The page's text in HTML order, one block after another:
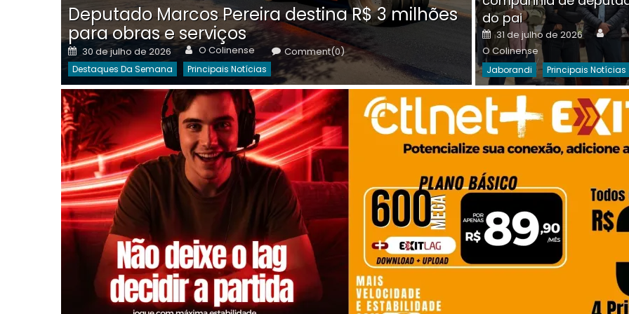
Deputado Marcos Pereira destina R$ 3 milhões
para obras e serviços
Posted
on
30 de julho de 2026 Author
O Colinense Comment(0)
Destaques Da Semana Principais Notícias
on
30 de julho de 2026 O
Destaques Da Semana
do pai
Posted
on
31 de julho de 2026
O Colinense
Jaborandi Principais Notícias